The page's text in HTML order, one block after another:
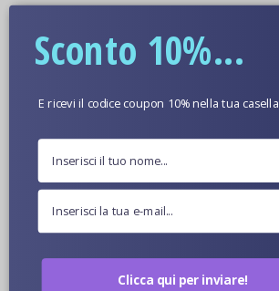
Sconto 10%...
E ricevi il codice coupon 10% nella tua
Clicca qui per inviare!